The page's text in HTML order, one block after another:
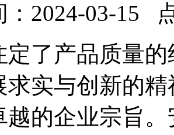
：2024-03-15
产品质量的
求实与创新的
越的企业宗旨